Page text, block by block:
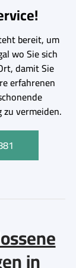
bereit, um
wo Sie sich
damit Sie
erfahrenen
vermeiden.
in